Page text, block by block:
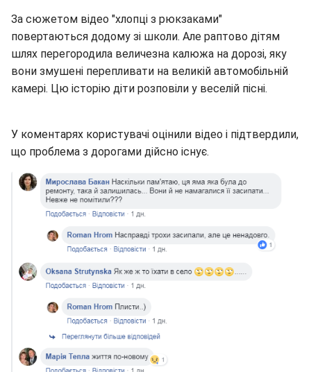
За сюжетом відео "хлопці з рюкзаками"
повертаються додому зі школи. Але раптово дітям
шлях перегородила величезна калюжа на дорозі, яку
вони змушені перепливати на великій автомобільній
камері. Цю історію діти розповіли у веселій пісні.
У коментарях користувачі оцінили відео і підтвердили,
що проблема з дорогами дійсно існує.